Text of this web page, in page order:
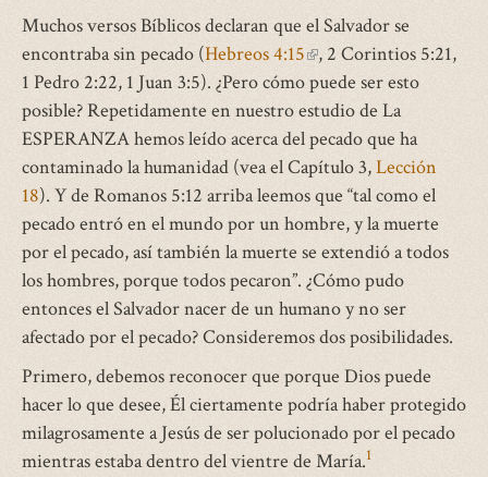
Muchos versos Bíblicos declaran que el Salvador se
encontraba sin pecado (Hebreos 4:15(link
is
external)
, 2 Corintios 5:21,
1 Pedro 2:22, 1 Juan 3:5). ¿Pero cómo puede ser esto
posible? Repetidamente en nuestro estudio de La
ESPERANZA hemos leído acerca del pecado que ha
contaminado la humanidad (vea el Capítulo 3,Lección
18). Y de Romanos 5:12 arriba leemos que “tal como el
pecado entró en el mundo por un hombre, y la muerte
por el pecado, así también la muerte se extendió a todos
los hombres, porque todos pecaron”. ¿Cómo pudo
entonces el Salvador nacer de un humano y no ser
afectado por el pecado? Consideremos dos posibilidades.
Primero, debemos reconocer que porque Dios puede
hacer lo que desee, Él ciertamente podría haber protegido
milagrosamente a Jesús de ser polucionado por el pecado
mientras estaba dentro del vientre de María.1